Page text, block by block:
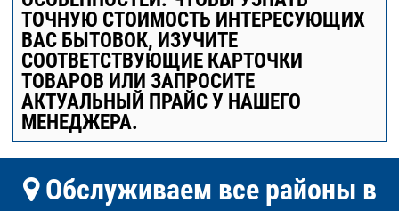
ТОЧНУЮ СТОИМОСТЬ ИНТЕРЕСУЮЩИХ
ВАС БЫТОВОК, ИЗУЧИТЕ
СООТВЕТСТВУЮЩИЕ КАРТОЧКИ
ТОВАРОВ ИЛИ ЗАПРОСИТЕ
АКТУАЛЬНЫЙ ПРАЙС У НАШЕГО
МЕНЕДЖЕРА.
Обслуживаем все районы в